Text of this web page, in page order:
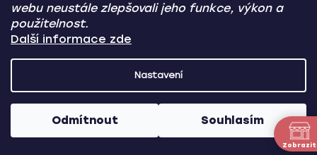
webu neustále zlepšovali jeho funkce, výkon a
použitelnost.
Další informace zde
Nastavení
Odmítnout Souhlasím
Potřebujete poradit?
608 822 777
(po - pá: 9:00 - 18:00)
info@carvin.cz
Zobrazit